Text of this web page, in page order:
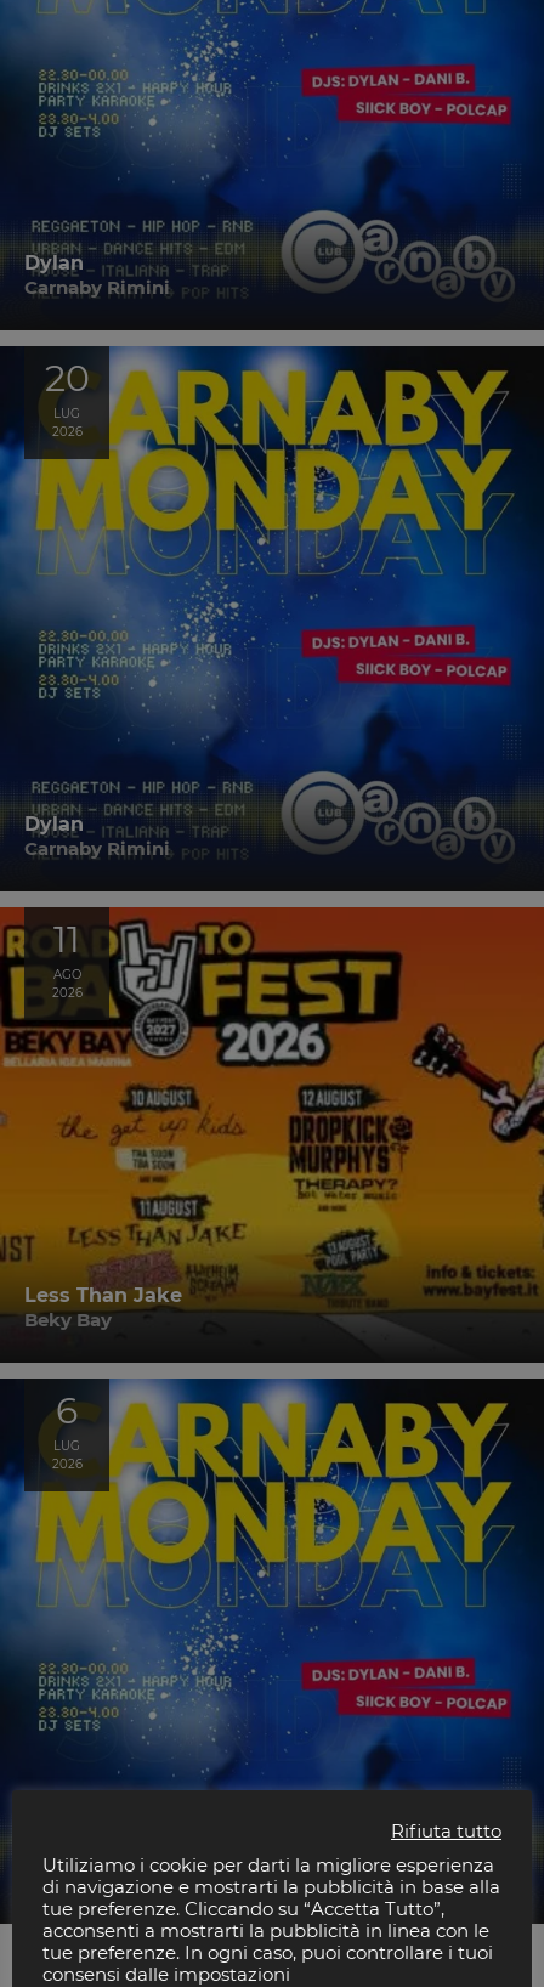
Dylan
Carnaby Rimini
20
LUG
2026
Dylan
Carnaby Rimini
11
AGO
2026
Less Than Jake
Beky Bay
6
LUG
2026
Dylan
Carnaby Rimini
Rifiuta tutto
Utiliziamo i cookie per darti la migliore esperienza
di navigazione e mostrarti la pubblicità in base alla
tue preferenze. Cliccando su “Accetta Tutto”,
acconsenti a mostrarti la pubblicità in linea con le
tue preferenze. In ogni caso, puoi controllare i tuoi
consensi dalle impostazioni